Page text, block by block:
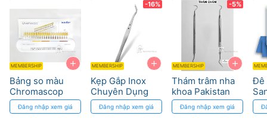
+
MEMBERSHIP
Bảng so màu
Chromascop
Ivoclar Vivadent
Đăng nhập xem giá
+
-16%
MEMBERSHIP
Kẹp Gắp Inox
Chuyên Dụng
Nha Khoa - Độ
Bền Và Độ Chính
Đăng nhập xem giá
+
-5%
MEMBERSHIP
Thám trâm nha
khoa Pakistan
Đăng nhập xem giá
Đê